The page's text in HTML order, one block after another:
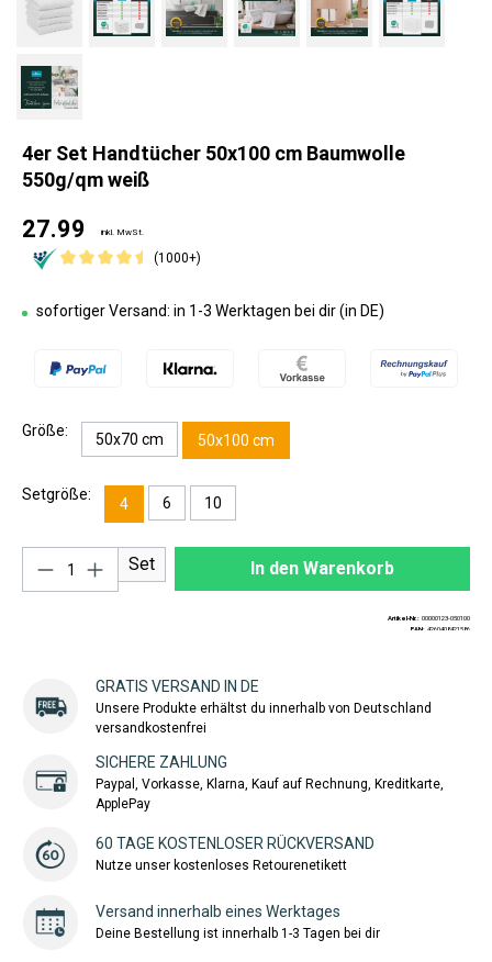
4er Set Handtücher 50x100 cm Baumwolle
550g/qm weiß
27.99 inkl. MwSt.
(1000+)
sofortiger Versand: in 1-3 Werktagen bei dir (in DE)
Größe: 50x70 cm 50x100 cm
Setgröße:
4 6 10
Produkt Anzahl: Gib den gewünschten
Set In den Warenkorb
Artikel-Nr.: 00000123-050100
EAN: 4260408421586
GRATIS VERSAND IN DE
Unsere Produkte erhältst du innerhalb von Deutschland
versandkostenfrei
SICHERE ZAHLUNG
Paypal, Vorkasse, Klarna, Kauf auf Rechnung, Kreditkarte,
ApplePay
60 TAGE KOSTENLOSER RÜCKVERSAND
Nutze unser kostenloses Retourenetikett
Versand innerhalb eines Werktages
Deine Bestellung ist innerhalb 1-3 Tagen bei dir